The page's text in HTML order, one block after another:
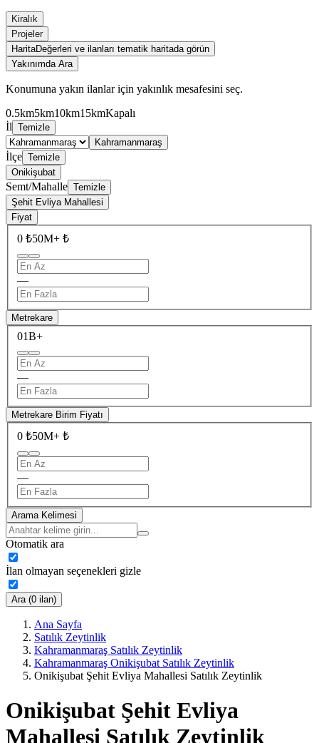
Kiralık
Projeler
HaritaDeğerleri ve ilanları tematik haritada görün
Yakınımda Ara
Konumuna yakın ilanlar için yakınlık mesafesini seç.
0.5km5km10km15kmKapalı
İl Temizle
Kahramanmaraş
İlçe Temizle
Onikişubat
Semt/Mahalle Temizle
Şehit Evliya Mahallesi
Fiyat
0 ₺50M+ ₺
—
Metrekare
01B+
—
Metrekare Birim Fiyatı
0 ₺50M+ ₺
—
Arama Kelimesi
Otomatik ara
İlan olmayan seçenekleri gizle
Ara (0 ilan)
Ana Sayfa
Satılık Zeytinlik
Kahramanmaraş Satılık Zeytinlik
Kahramanmaraş Onikişubat Satılık Zeytinlik
Onikişubat Şehit Evliya Mahallesi Satılık Zeytinlik
Onikişubat Şehit Evliya
Mahallesi Satılık Zeytinlik